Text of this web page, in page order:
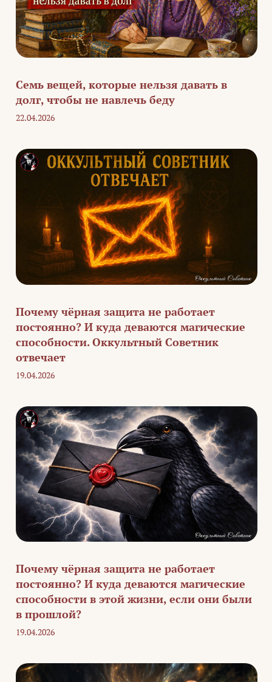
Семь вещей, которые нельзя давать в
долг, чтобы не навлечь беду
22.04.2026
Почему чёрная защита не работает
постоянно? И куда деваются магические
способности. Оккультный Советник
отвечает
19.04.2026
Почему чёрная защита не работает
постоянно? И куда деваются магические
способности в этой жизни, если они были
в прошлой?
19.04.2026